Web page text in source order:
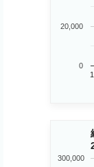
0
20,000
300,000